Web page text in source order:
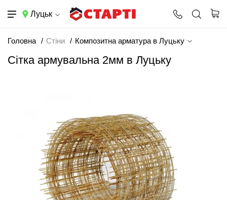
Луцьк
Головна Стіни Композитна арматура в Луцьку
Сітка армувальна 2мм в Луцьку